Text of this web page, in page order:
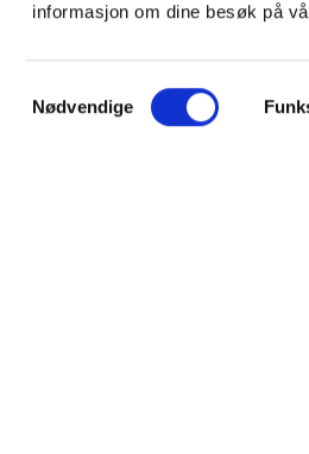
informasjon om dine besøk på
Nødvendige
Om Farmasiet.no